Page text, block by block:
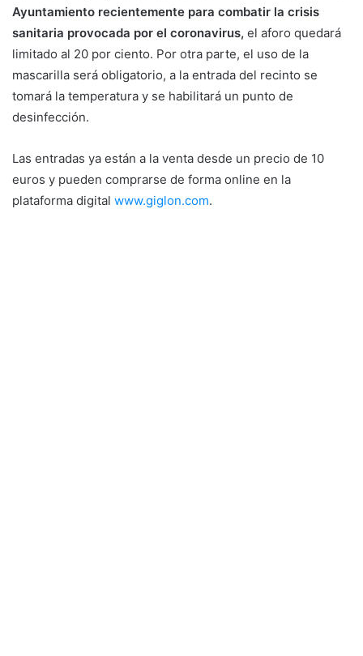
Ayuntamiento recientemente para combatir la crisis
sanitaria provocada por el coronavirus, el aforo quedará
limitado al 20 por ciento. Por otra parte, el uso de la
mascarilla será obligatorio, a la entrada del recinto se
tomará la temperatura y se habilitará un punto de
desinfección.
Las entradas ya están a la venta desde un precio de 10
euros y pueden comprarse de forma online en la
plataforma digital www.giglon.com.